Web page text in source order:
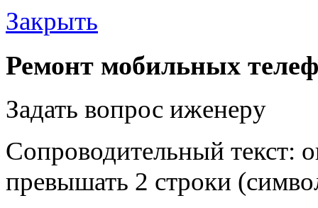
Закрыть
Ремонт мобильных
Задать вопрос иженеру
Сопроводительный текст:
превышать 2 строки